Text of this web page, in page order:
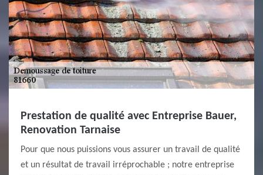
Prestation de qualité avec Entreprise Bauer,
Renovation Tarnaise
Pour que nous puissions vous assurer un travail de qualité
et un résultat de travail irréprochable ; notre entreprise